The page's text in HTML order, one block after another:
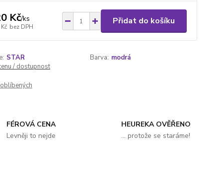
Kč/ks
bez DPH
Přidat do košíku
STAR Barva: modrá
/ dostupnost
FÉROVÁ CENA
Levněji to nejde
HEUREKA OVĚŘENO
... protože se staráme!